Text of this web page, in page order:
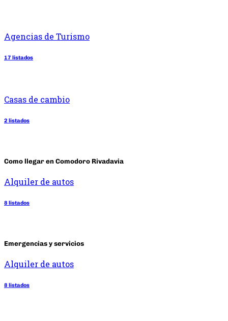
Agencias de Turismo
17 listados
Casas de cambio
2 listados
Como llegar en Comodoro Rivadavia
Alquiler de autos
8 listados
Emergencias y servicios
Alquiler de autos
8 listados